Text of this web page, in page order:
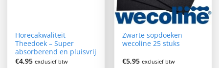
Horecakwaliteit
Theedoek – Super
absorberend en pluisvrij
€4,95 exclusief btw
Zwarte sopdoeken
wecoline 25 stuks
€5,95 exclusief btw